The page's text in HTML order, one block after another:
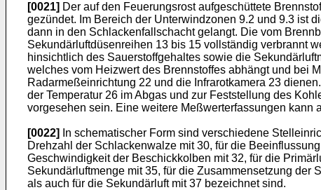
[0021] Der auf den Feuerungsrost aufgeschüttete
gezündet. Im Bereich der Unterwindzonen 9.2 und 9.3 ist
dann in den Schlackenfallschacht gelangt. Die vom
Sekundärluftdüsenreihen 13 bis 15 vollständig verbrannt
hinsichtlich des Sauerstoffgehaltes sowie die
welches vom Heizwert des Brennstoffes abhängt und bei
Radarmeßeinrichtung 22 und die Infrarotkamera 23
der Temperatur 26 im Abgas und zur Feststellung des
vorgesehen sein. Eine weitere Meßwerterfassungen kann
[0022]
In schematischer Form sind verschiedene
Drehzahl der Schlackenwalze mit 30, für die
Geschwindigkeit der Beschickkolben mit 32, für die
Sekundärluftmenge mit 35, für die Zusammensetzung der
als auch für die Sekundärluft mit 37 bezeichnet sind.